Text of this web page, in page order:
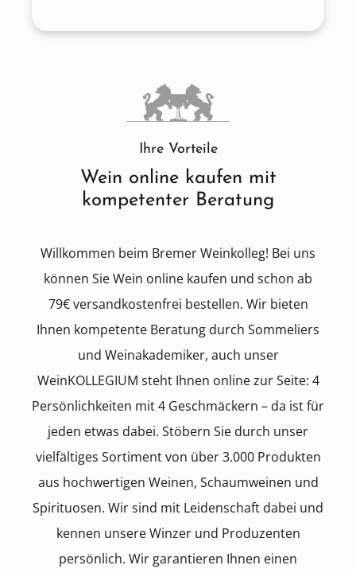
entwickelten sich prächtig, aber die anfängliche
Herausforderung für das Team.
Ihre Vorteile
Wein online kaufen mit
kompetenter Beratung
Willkommen beim Bremer Weinkolleg! Bei uns
können Sie Wein online kaufen und schon ab
79€ versandkostenfrei bestellen. Wir bieten
Ihnen kompetente Beratung durch Sommeliers
und Weinakademiker, auch unser
WeinKOLLEGIUM steht Ihnen online zur Seite: 4
Persönlichkeiten mit 4 Geschmäckern – da ist für
jeden etwas dabei. Stöbern Sie durch unser
vielfältiges Sortiment von über 3.000 Produkten
aus hochwertigen Weinen, Schaumweinen und
Spirituosen. Wir sind mit Leidenschaft dabei und
kennen unsere Winzer und Produzenten
persönlich. Wir garantieren Ihnen einen